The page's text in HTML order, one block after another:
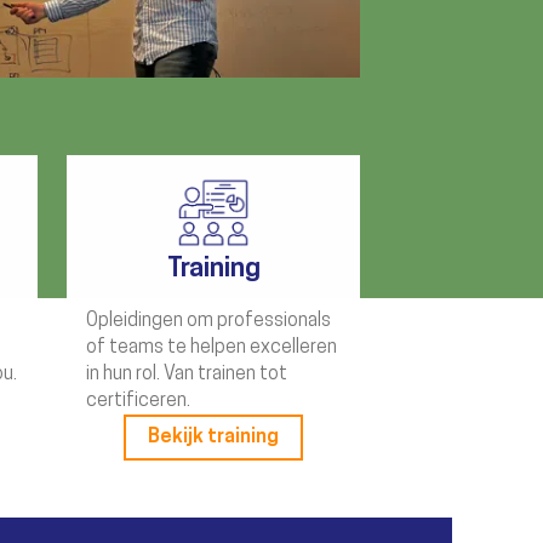
Training
Opleidingen om professionals
of teams te helpen excelleren
in hun rol. Van trainen tot
certificeren.
Bekijk training